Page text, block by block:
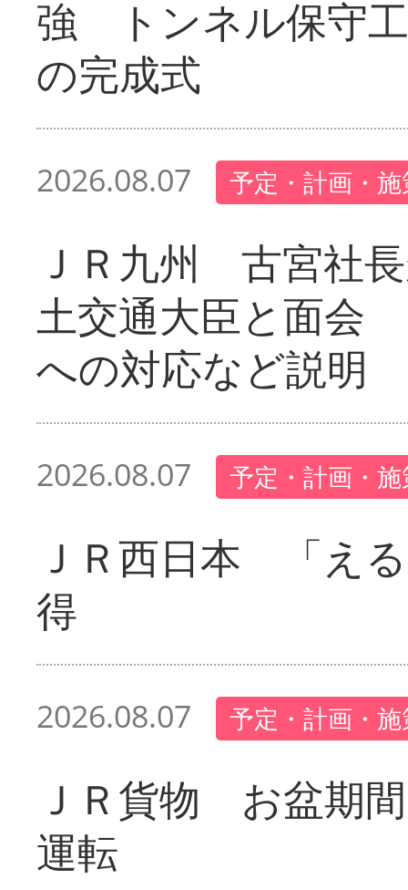
強 トンネル保守
の完成式
2026.08.07 予定・計画・
ＪＲ九州 古宮社
土交通大臣と面会
への対応など説明
2026.08.07 予定・計画・
ＪＲ西日本 「え
得
2026.08.07 予定・計画・
ＪＲ貨物 お盆期
運転